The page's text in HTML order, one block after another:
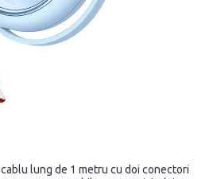
lung de 1 metru cu doi conectori